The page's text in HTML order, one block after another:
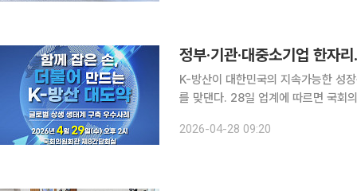
정부·기관·대중소기업 한자
K-방산이 대한민국의 지속가능한 성
를 맞댄다. 28일 업계에 따르면 국회의원 김남근(정무위)·부승찬(국방위)·허성무(산자위) 의원실이
2026-04-28 09:20